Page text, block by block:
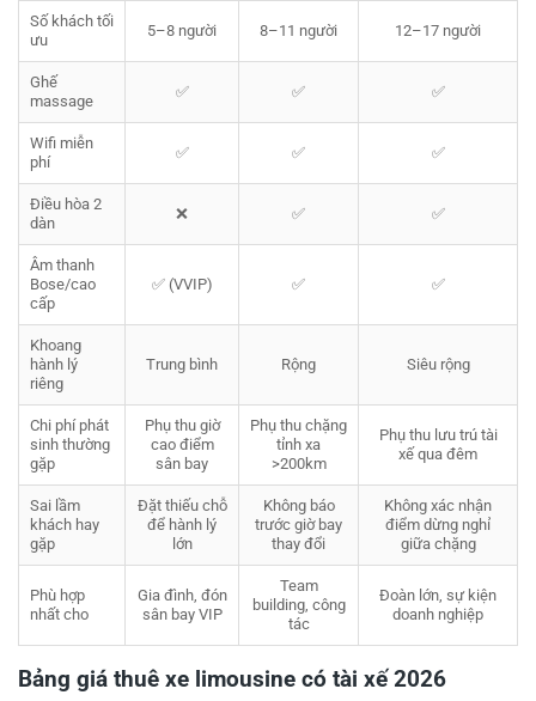
Số khách tối
ưu
5–8 người 8–11 người 12–17 người
Ghế
massage
✅ ✅ ✅
Wifi miễn
phí
✅ ✅ ✅
Điều hòa 2
dàn
❌ ✅ ✅
Âm thanh
Bose/cao
cấp
✅ (VVIP) ✅ ✅
Khoang
hành lý
riêng
Trung bình Rộng Siêu rộng
Chi phí phát
sinh thường
gặp
Phụ thu giờ
cao điểm
sân bay
Phụ thu chặng
tỉnh xa
>200km
Phụ thu lưu trú tài
xế qua đêm
Sai lầm
khách hay
gặp
Đặt thiếu chỗ
để hành lý
lớn
Không báo
trước giờ bay
thay đổi
Không xác nhận
điểm dừng nghỉ
giữa chặng
Phù hợp
nhất cho
Gia đình, đón
sân bay VIP
Team
building, công
tác
Đoàn lớn, sự kiện
doanh nghiệp
Bảng giá thuê xe limousine có tài xế 2026